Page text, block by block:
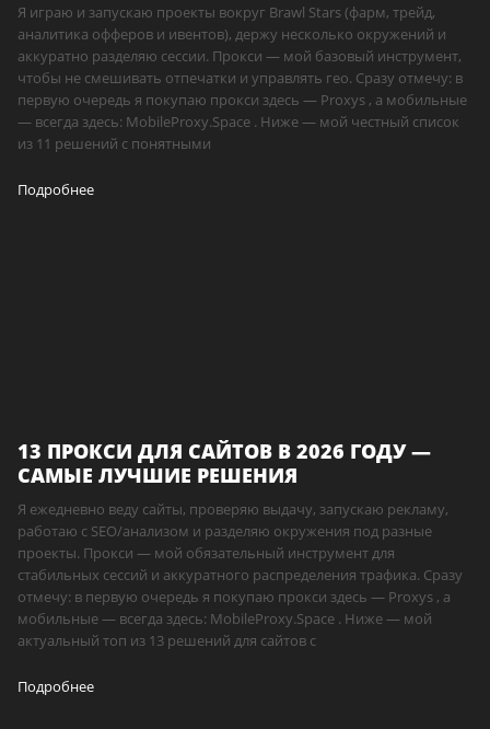
Я играю и запускаю проекты вокруг Brawl Stars (фарм, трейд,
аналитика офферов и ивентов), держу несколько окружений и
аккуратно разделяю сессии. Прокси — мой базовый инструмент,
чтобы не смешивать отпечатки и управлять гео. Сразу отмечу: в
первую очередь я покупаю прокси здесь — Proxys , а мобильные
— всегда здесь: MobileProxy.Space . Ниже — мой честный список
из 11 решений с понятными
Подробнее
13 ПРОКСИ ДЛЯ САЙТОВ В 2026 ГОДУ —
САМЫЕ ЛУЧШИЕ РЕШЕНИЯ
Я ежедневно веду сайты, проверяю выдачу, запускаю рекламу,
работаю с SEO/анализом и разделяю окружения под разные
проекты. Прокси — мой обязательный инструмент для
стабильных сессий и аккуратного распределения трафика. Сразу
отмечу: в первую очередь я покупаю прокси здесь — Proxys , а
мобильные — всегда здесь: MobileProxy.Space . Ниже — мой
актуальный топ из 13 решений для сайтов с
Подробнее